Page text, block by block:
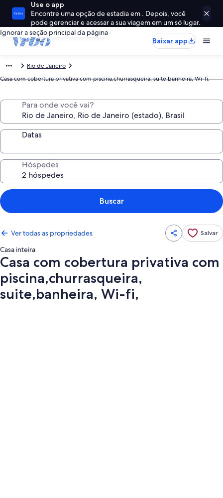
Use o app
Encontre uma opção de estadia em . Depois, você
pode gerenciar e acessar a sua viagem em um só lugar.
Ignorar a seção principal da página
Baixar app
Rio de Janeiro
Casa com cobertura privativa com piscina,churrasqueira, suite,banheira, Wi-fi,
Para onde você vai?
Datas
Hóspedes
Buscar
Ver todas as propriedades Salvar
Casa inteira
Casa com cobertura privativa com
piscina,churrasqueira,
suite,banheira, Wi-fi,